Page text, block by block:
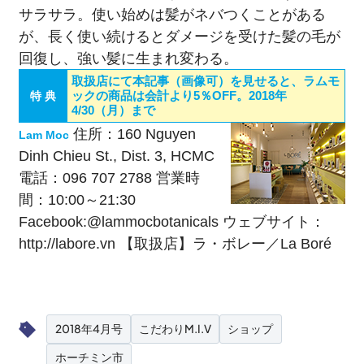
サラサラ。使い始めは髪がネバつくことがある
が、長く使い続けるとダメージを受けた髪の毛が
回復し、強い髪に生まれ変わる。
特 典
取扱店にて本記事（画像可）を見せると、ラムモ
ックの商品は会計より5％OFF。2018年
4/30（月）まで
Lam Moc住所：160 Nguyen
Dinh Chieu St., Dist. 3, HCMC
電話：096 707 2788 営業時
間：10:00～21:30
Facebook:@lammocbotanicalsウェブサイト：
http://labore.vn 【取扱店】ラ・ボレー／La Boré
2018年4月号 こだわりM.I.V ショップ
ホーチミン市